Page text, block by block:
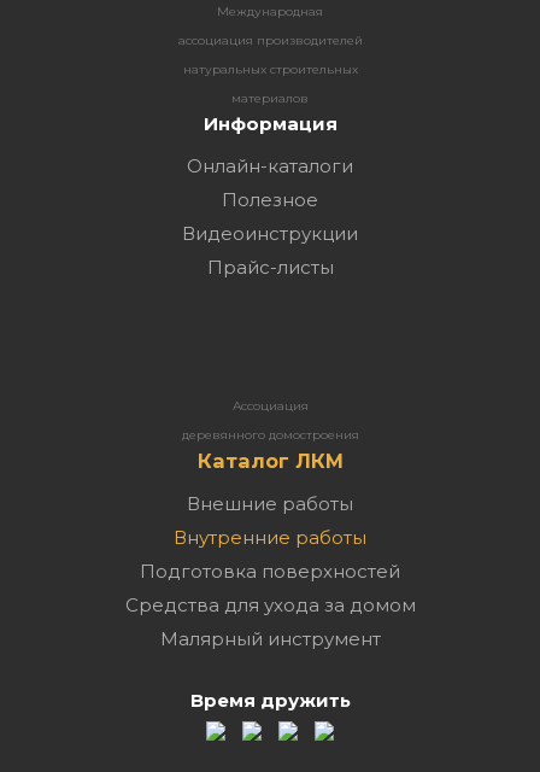
Международная
ассоциация производителей
натуральных строительных
материалов
Информация
Онлайн-каталоги
Полезное
Видеоинструкции
Прайс-листы
Ассоциация
деревянного домостроения
Каталог ЛКМ
Внешние работы
Внутренние работы
Подготовка поверхностей
Средства для ухода за домом
Малярный инструмент
Время дружить